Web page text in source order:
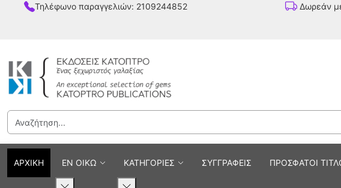
Τηλέφωνο παραγγελιών: 2109244852 Δωρεάν
Εκδόσεις Κάτοπτρο -
ΑΡΧΙΚΗ ΕΝ ΟΙΚΩ ΚΑΤΗΓΟΡΙΕΣ ΣΥΓΓΡΑΦΕΙΣ ΠΡΟΣΦΑΤΟΙ